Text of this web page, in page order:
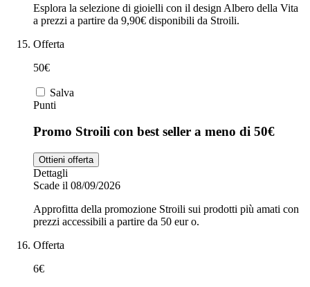
Esplora la selezione di gioielli con il design Albero della Vita
a prezzi a partire da 9,90€ disponibili da Stroili.
Offerta
50€
Salva
Punti
Promo Stroili con best seller a meno di 50€
Ottieni offerta
Dettagli
Scade il 08/09/2026
Approfitta della promozione Stroili sui prodotti più amati con
prezzi accessibili a partire da 50 eur o.
Offerta
6€